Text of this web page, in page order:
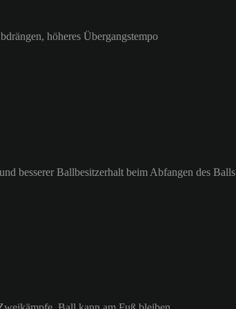
höheres Übergangstempo
besserer Ballbesitzerhalt beim Abfangen des Balls